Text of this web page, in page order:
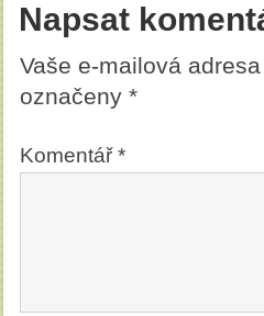
Napsat
Vaše e-mailová
označeny *
Komentář*